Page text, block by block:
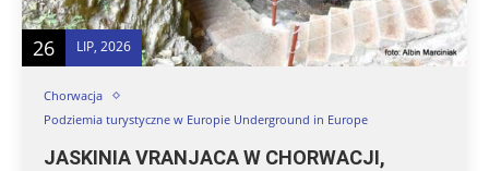
26 LIP, 2026
Chorwacja
Podziemia turystyczne w Europie Underground in Europe
JASKINIA VRANJACA W CHORWACJI,